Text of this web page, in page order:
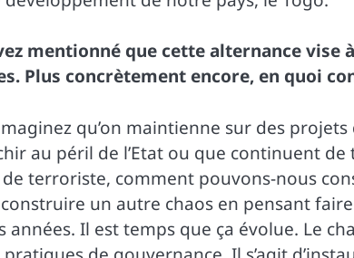
mentionné que cette alternance
Plus concrètement encore, en quoi
qu’on maintienne sur des
au péril de l’Etat ou que continuent
terroriste, comment pouvons-nous
un autre chaos en pensant
années. Il est temps que ça évolue. Le